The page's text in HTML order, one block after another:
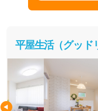
平屋生活（グッド